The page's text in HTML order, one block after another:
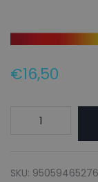
€16,50
VOLKSWAGEN
PORTOROSE
SKU: